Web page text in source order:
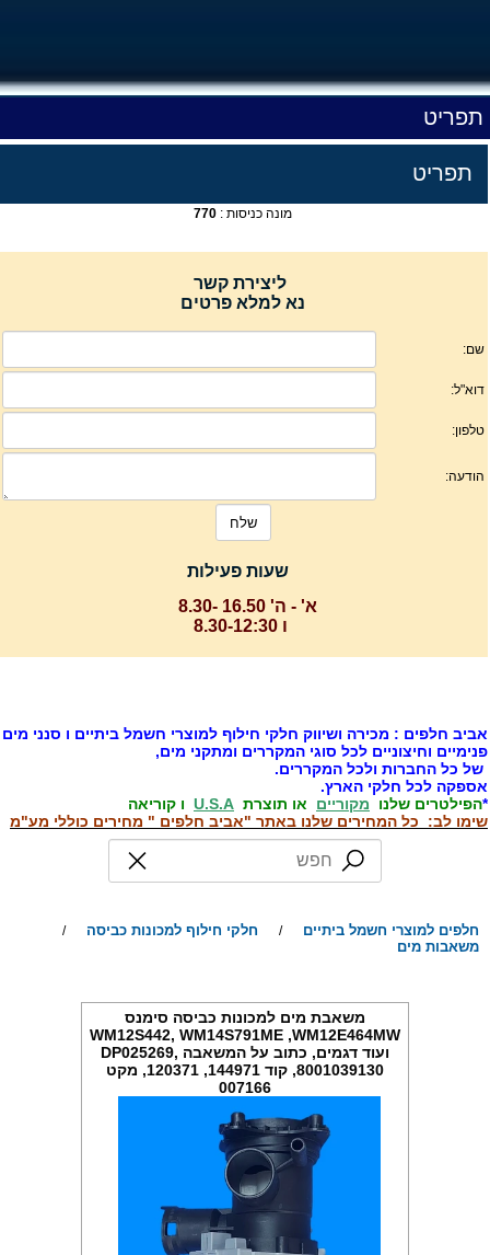
תפריט
תפריט
מונה כניסות : 770
ליצירת קשר
נא למלא פרטים
שעות פעילות
א' - ה' 16.50 -8.30
ו 8.30-12:30
חלפים : מכירה ושיווק חלקי חילוף למוצרי חשמל ביתיים ו סנני מים
וחיצוניים לכל סוגי המקררים ומתקני מים,
כל החברות ולכל המקררים.
לכל חלקי הארץ.
הפילטרים שלנו מקורייםאו תוצרת U.S.Aו קוריאה
לב: כל המחירים שלנו באתר "אביב חלפים " מחירים כוללי מע"מ
חלפים למוצרי חשמל ביתיים חלקי חילוף למכונות כביסה
משאבות מים
משאבת מים למכונות כביסה סימנס
WM12S442, WM14S791ME ,WM12E464MW
ועוד דגמים, כתוב על המשאבה DP025269,
8001039130, קוד 144971, 120371, מקט
007166